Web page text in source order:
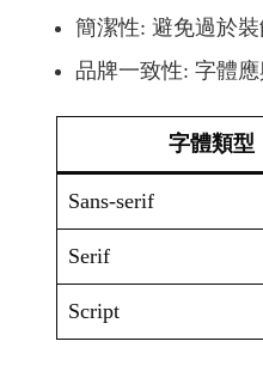
簡潔性: 避免過於裝
品牌一致性: 字體應
字體類型
Sans-serif
Serif
Script